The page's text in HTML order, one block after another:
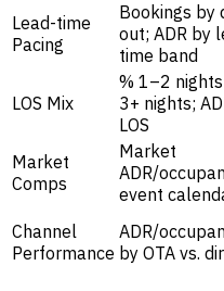
Lead-time
Pacing
Bookings by
out; ADR by
time band
LOS Mix
% 1–2 nights
3+ nights;
LOS
Market
Comps
Market
ADR/
event
Channel
Performance
ADR/
by OTA vs.